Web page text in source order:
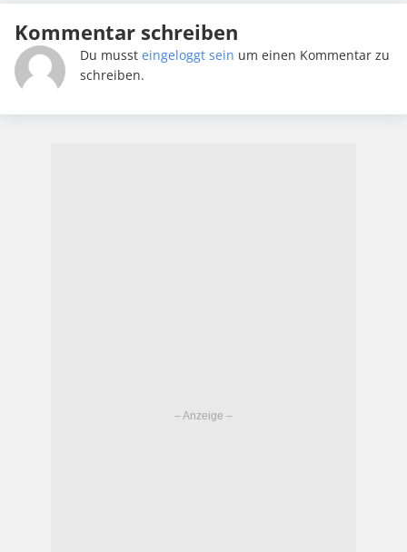
Kommentar schreiben
Du musst eingeloggt sein um einen Kommentar zu
schreiben.